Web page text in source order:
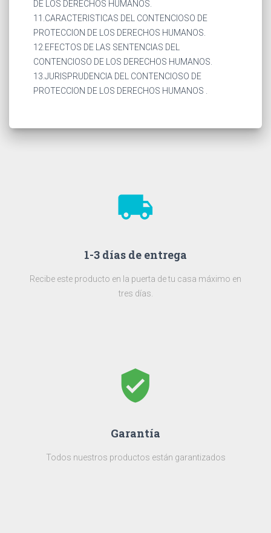
DE LOS DERECHOS HUMANOS.
11.CARACTERISTICAS DEL CONTENCIOSO DE
PROTECCION DE LOS DERECHOS HUMANOS.
12.EFECTOS DE LAS SENTENCIAS DEL
CONTENCIOSO DE LOS DERECHOS HUMANOS.
13.JURISPRUDENCIA DEL CONTENCIOSO DE
PROTECCION DE LOS DERECHOS HUMANOS .
local_shipping
1-3 días de entrega
Recibe este producto en la puerta de tu casa máximo en
tres días.
verified_user
Garantía
Todos nuestros productos están garantizados